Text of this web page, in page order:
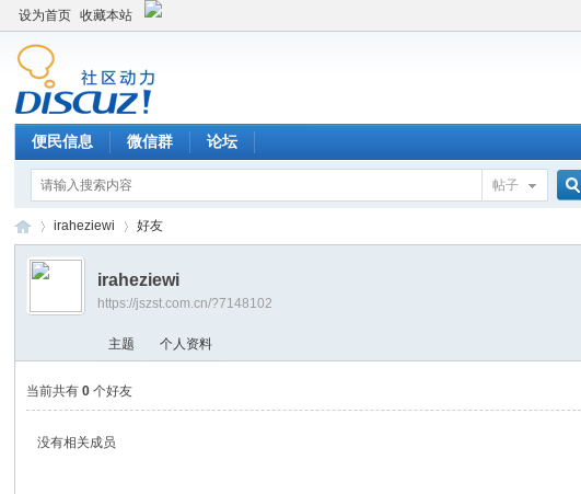
设为首页 收藏本站
便民信息 微信群 论坛
帖子
›
iraheziewi 好友
iraheziewi
https://jszst.com.cn/?7148102
主题 个人资料
当前共有0 个好友
没有相关成员